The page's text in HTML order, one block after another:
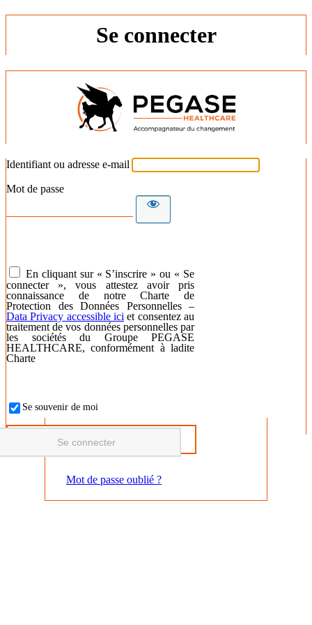
Se connecter
Identifiant ou adresse e-mail
Mot de passe
En cliquant sur « S’inscrire » ou « Se
connecter », vous attestez avoir pris
connaissance de notre Charte de
Protection des Données Personnelles –
Data Privacy accessible ici et consentez au
traitement de vos données personnelles par
les sociétés du Groupe PEGASE
HEALTHCARE, conformément à ladite
Charte
Se souvenir de moi
Mot de passe oublié ?